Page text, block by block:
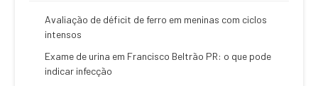
Avaliação de déficit de ferro em meninas com ciclos
intensos
Exame de urina em Francisco Beltrão PR: o que pode
indicar infecção